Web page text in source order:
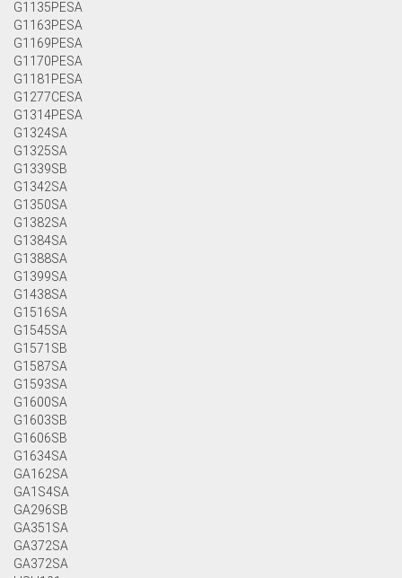
G1135PESA
G1163PESA
G1169PESA
G1170PESA
G1181PESA
G1277CESA
G1314PESA
G1324SA
G1325SA
G1339SB
G1342SA
G1350SA
G1382SA
G1384SA
G1388SA
G1399SA
G1438SA
G1516SA
G1545SA
G1571SB
G1587SA
G1593SA
G1600SA
G1603SB
G1606SB
G1634SA
GA162SA
GA1S4SA
GA296SB
GA351SA
GA372SA
GA372SA